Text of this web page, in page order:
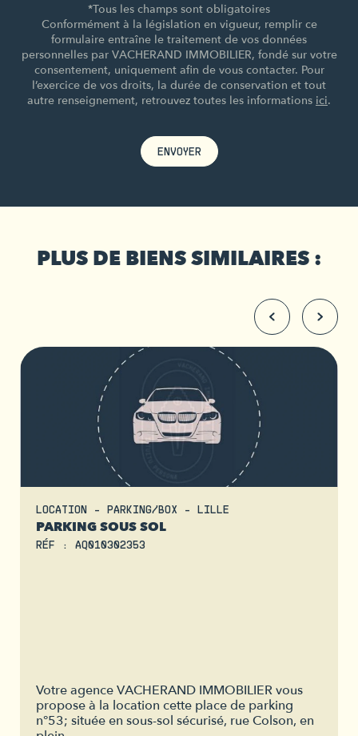
*Tous les champs sont obligatoires
Conformément à la législation en vigueur, remplir ce
formulaire entraîne le traitement de vos données
personnelles par VACHERAND IMMOBILIER, fondé sur votre
consentement, uniquement afin de vous contacter. Pour
l’exercice de vos droits, la durée de conservation et tout
autre renseignement, retrouvez toutes les informations ici.
ENVOYER
PLUS DE BIENS SIMILAIRES :
LOCATION - PARKING/BOX - LILLE
PARKING SOUS SOL
RÉF : AQ010302353
Votre agence VACHERAND IMMOBILIER vous
propose à la location cette place de parking
n°53; située en sous-sol sécurisé, rue Colson, en